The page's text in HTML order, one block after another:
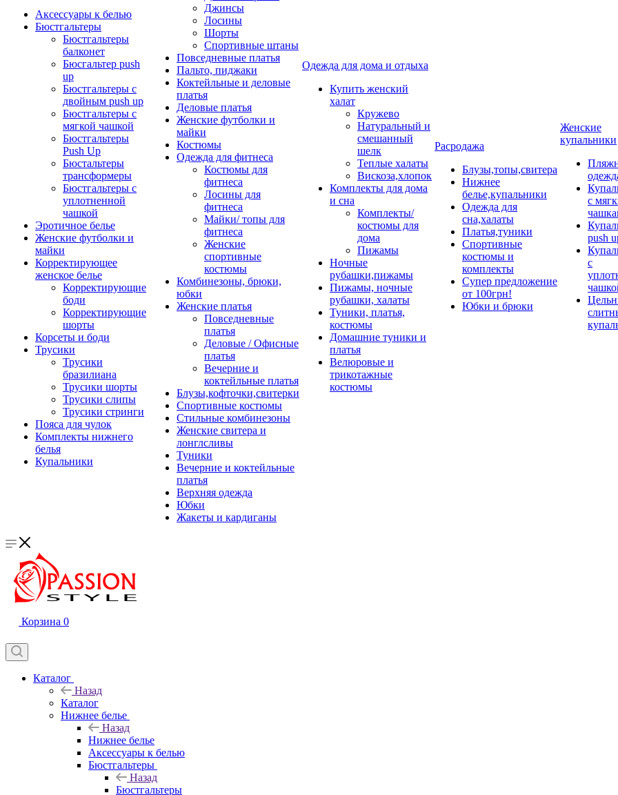
Аксессуары к белью
Бюстгальтеры
Бюстгальтеры
балконет
Бюсгальтер push
up
Бюстгальтеры с
двойным push up
Бюстгальтеры с
мягкой чашкой
Бюстгальтеры
Push Up
Бюстальтеры
трансформеры
Бюстгальтеры с
уплотненной
чашкой
Эротичное белье
Женские футболки и
майки
Корректирующее
женское белье
Корректирующие
боди
Корректирующие
шорты
Корсеты и боди
Трусики
Трусики
бразилиана
Трусики шорты
Трусики слипы
Трусики стринги
Пояса для чулок
Комплекты нижнего
белья
Купальники
Джинсы
Лосины
Шорты
Спортивные штаны
Повседневные платья
Пальто, пиджаки
Коктейльные и деловые
платья
Деловые платья
Женские футболки и
майки
Костюмы
Одежда для фитнеса
Костюмы для
фитнеса
Лосины для
фитнеса
Майки/ топы для
фитнеса
Женские
спортивные
костюмы
Комбинезоны, брюки,
юбки
Женские платья
Повседневные
платья
Деловые / Офисные
платья
Вечерние и
коктейльные платья
Блузы,кофточки,свитерки
Спортивные костюмы
Стильные комбинезоны
Женские свитера и
лонглсливы
Туники
Вечерние и коктейльные
платья
Верхняя одежда
Юбки
Жакеты и кардиганы
Одежда для дома и отдыха
Купить женский
халат
Кружево
Натуральный и
смешанный
шелк
Теплые халаты
Вискоза,хлопок
Комплекты для дома
и сна
Комплекты/
костюмы для
дома
Пижамы
Ночные
рубашки,пижамы
Пижамы, ночные
рубашки, халаты
Туники, платья,
костюмы
Домашние туники и
платья
Велюровые и
трикотажные
костюмы
Расродажа
Блузы,топы,свитера
Нижнее
белье,купальники
Одежда для
сна,халаты
Платья,туники
Спортивные
костюмы и
комплекты
Супер предложение
от 100грн!
Юбки и брюки
Женские
купальники
с
push
с
Корзина 0
Каталог
Назад
Каталог
Нижнее белье
Назад
Нижнее белье
Аксессуары к белью
Бюстгальтеры
Назад
Бюстгальтеры